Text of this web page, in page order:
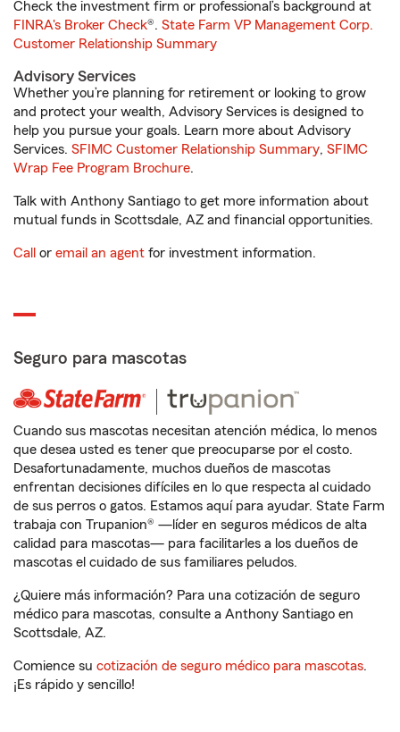
Check the investment firm or professional’s background at
FINRA's Broker Check®. State Farm VP Management Corp.
Customer Relationship Summary
Advisory Services
Whether you’re planning for retirement or looking to grow
and protect your wealth, Advisory Services is designed to
help you pursue your goals. Learn more about Advisory
Services. SFIMC Customer Relationship Summary, SFIMC
Wrap Fee Program Brochure.
Talk with Anthony Santiago to get more information about
mutual funds in Scottsdale, AZ and financial opportunities.
Call or email an agent for investment information.
Seguro para mascotas
Cuando sus mascotas necesitan atención médica, lo menos
que desea usted es tener que preocuparse por el costo.
Desafortunadamente, muchos dueños de mascotas
enfrentan decisiones difíciles en lo que respecta al cuidado
de sus perros o gatos. Estamos aquí para ayudar. State Farm
trabaja con Trupanion® —líder en seguros médicos de alta
calidad para mascotas— para facilitarles a los dueños de
mascotas el cuidado de sus familiares peludos.
¿Quiere más información? Para una cotización de seguro
médico para mascotas, consulte a Anthony Santiago en
Scottsdale, AZ.
Comience su cotización de seguro médico para mascotas.
¡Es rápido y sencillo!